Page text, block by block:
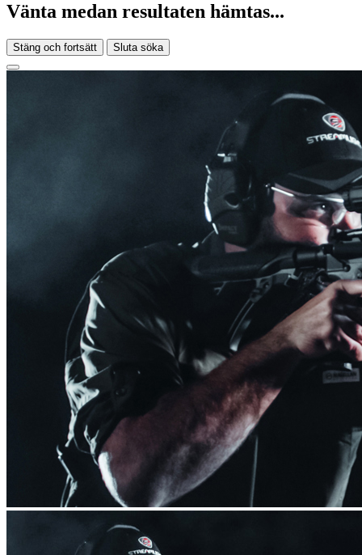
Vänta medan resultaten hämtas...
Stäng och fortsätt Sluta söka